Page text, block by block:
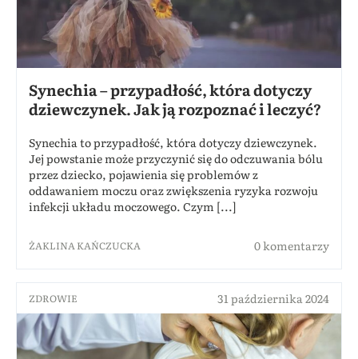
Synechia – przypadłość, która dotyczy
dziewczynek. Jak ją rozpoznać i leczyć?
Synechia to przypadłość, która dotyczy dziewczynek.
Jej powstanie może przyczynić się do odczuwania bólu
przez dziecko, pojawienia się problemów z
oddawaniem moczu oraz zwiększenia ryzyka rozwoju
infekcji układu moczowego. Czym [...]
ŻAKLINA KAŃCZUCKA 0 komentarzy
ZDROWIE 31 października 2024